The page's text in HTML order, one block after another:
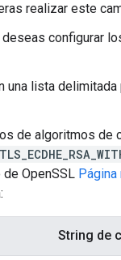
realizar este
configurar
una lista
de algoritmos de
OpenSSL
String de